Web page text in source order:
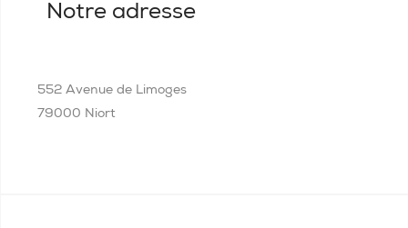
Notre adresse
552 Avenue de Limoges
79000 Niort